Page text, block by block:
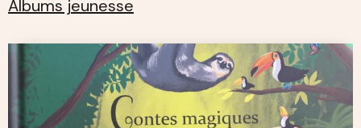
Albums jeunesse